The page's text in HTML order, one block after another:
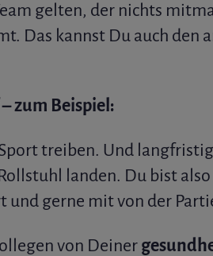
gelten, der nichts
Das kannst Du auch den
zum Beispiel:
treiben. Und
landen. Du bist also
und gerne mit von der
von Deiner